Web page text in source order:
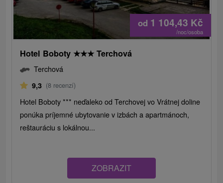
od 1 104,43 Kč
/noc/osoba
Hotel Boboty ★★★ Terchová
Terchová
9,3 (8 recenzí)
Hotel Boboty *** neďaleko od Terchovej vo Vrátnej doline
ponúka príjemné ubytovanie v izbách a apartmánoch,
reštauráciu s lokálnou...
ZOBRAZIT